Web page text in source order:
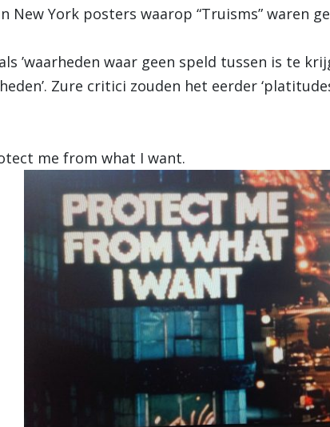
New York posters waarop “Truisms” waren
’waarheden waar geen speld tussen is te
Zure critici zouden het eerder
me from what I want.